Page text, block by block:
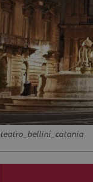
teatro_bellini_catania